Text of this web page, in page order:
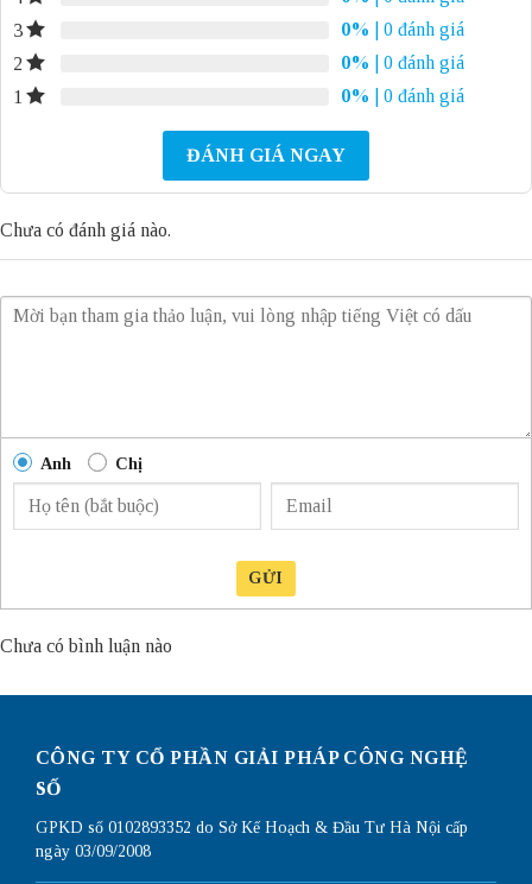
3
0%
| 0 đánh giá
2
0%
| 0 đánh giá
1
0% | 0 đánh giá
ĐÁNH GIÁ NGAY
Chưa có đánh giá nào.
Anh Chị
GỬI
Chưa có bình luận nào
CÔNG TY CỔ PHẦN GIẢI PHÁP CÔNG NGHỆ
SỐ
GPKD số 0102893352 do Sở Kế Hoạch & Đầu Tư Hà Nội cấp
ngày 03/09/2008